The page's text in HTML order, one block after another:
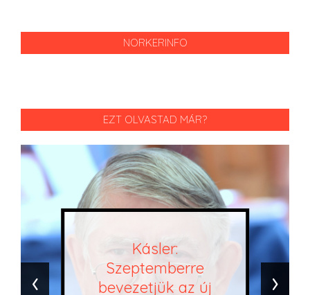
NORKERINFO
EZT OLVASTAD MÁR?
Kásler:
Szeptemberre
bevezetjük az új
‹ ›